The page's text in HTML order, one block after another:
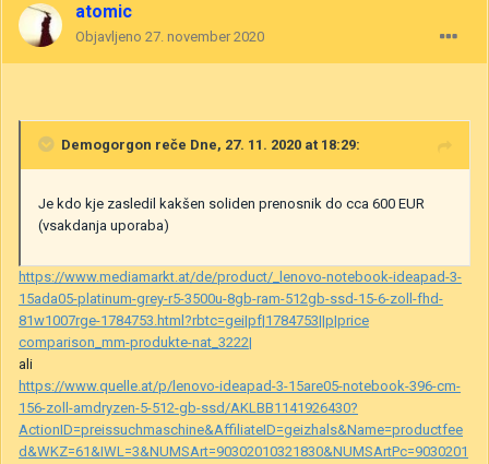
atomic
Objavljeno 27. november 2020
Demogorgon reče Dne, 27. 11. 2020 at 18:29:
Je kdo kje zasledil kakšen soliden prenosnik do cca 600 EUR
(vsakdanja uporaba)
https://www.mediamarkt.at/de/product/_lenovo-notebook-ideapad-3-
15ada05-platinum-grey-r5-3500u-8gb-ram-512gb-ssd-15-6-zoll-fhd-
81w1007rge-1784753.html?rbtc=gei|pf|1784753||p|price
comparison_mm-produkte-nat_3222|
ali
https://www.quelle.at/p/lenovo-ideapad-3-15are05-notebook-396-cm-
156-zoll-amdryzen-5-512-gb-ssd/AKLBB1141926430?
ActionID=preissuchmaschine&AffiliateID=geizhals&Name=productfee
d&WKZ=61&IWL=3&NUMSArt=90302010321830&NUMSArtPc=9030201